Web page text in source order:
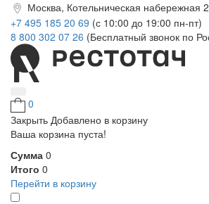
Москва, Котельническая набережная
+7 495 185 20 69 (с 10:00 до 19:00 пн-пт)
8 800 302 07 26 (Бесплатный звонок по
0
Закрыть Добавлено в корзину
Ваша корзина пуста!
Сумма 0
Итого 0
Перейти в корзину